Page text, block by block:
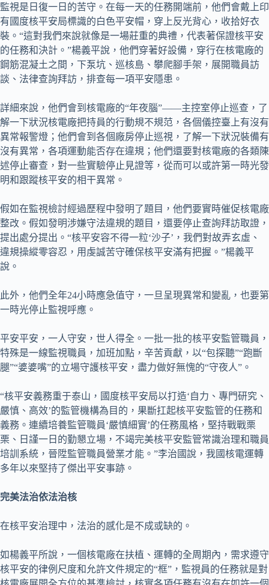
監視是日復一日的苦守。在每一天的任務開端前，他們會戴上印
有國度核平安局標識的白色平安帽，穿上反光背心，收拾好衣
裝。“這對我們來說就像是一場莊重的典禮，代表著保證核平安
的任務和決計。”楊義平說，他們穿著好設備，穿行在核電廠的
鋼筋混凝土之間，下泵坑、巡核島、攀爬腳手架，展開職員訪
談、法律查詢拜訪，排查每一項平安隱患。
詳細來說，他們會到核電廠的“年夜腦”——主控室停止巡查，了
解一下狀況核電廠把持員的行動規不規范，各個儀控臺上有沒有
異常報警燈；他們會到各個廠房停止巡視，了解一下狀況裝備有
沒有異常，各項運動能否存在違規；他們還要對核電廠的各類陳
述停止審查，對一些實驗停止見證等，從而可以或許第一時光發
明和跟蹤核平安的相干異常。
假如在監視檢討經過歷程中發明了題目，他們要實時催促核電廠
整改。假如發明涉嫌守法違規的題目，還要停止查詢拜訪取證，
提出處分提出。“核平安容不得一粒‘沙子’，我們對故弄玄虛、
違規操縱零容忍，用虔誠苦守確保核平安滿有把握。”楊義平
說。
此外，他們全年24小時應急值守，一旦呈現異常和變亂，也要第
一時光停止監視呼應。
平安平安，一人守安，世人得全。一批一批的核平安監管職員，
特殊是一線監視職員，加班加點，辛苦貢獻，以“包探聽”“跑斷
腿”“婆婆嘴”的立場守護核平安，盡力做好無愧的“守夜人”。
“核平安義務重于泰山，國度核平安局以打造‘自力、專門研究、
嚴慎、高效’的監管機構為目的，果斷扛起核平安監管的任務和
義務。連續培養監管職員‘嚴慎細實’的任務風格，堅持戰戰栗
栗、日謹一日的勤懇立場，不竭完美核平安監管常識治理和職員
培訓系統，晉陞監管職員營業才能。”李治國說，我國核電運轉
多年以來堅持了傑出平安事跡。
完美法治依法治核
在核平安治理中，法治的感化是不成或缺的。
如楊義平所說，一個核電廠在扶植、運轉的全周期內，需求遵守
核平安的律例尺度和允許文件規定的“框”，監視員的任務就是對